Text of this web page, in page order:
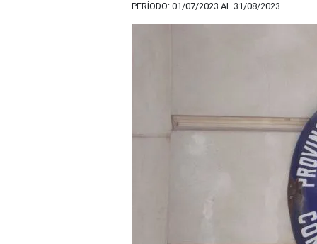
PERÍODO: 01/07/2023 AL 31/08/2023